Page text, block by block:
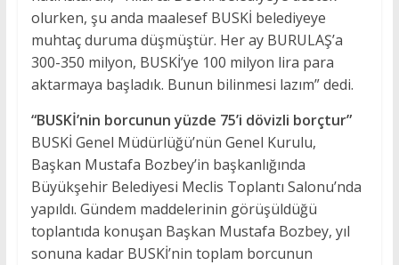
olurken, şu anda maalesef BUSKİ belediyeye
muhtaç duruma düşmüştür. Her ay BURULAŞ’a
300-350 milyon, BUSKİ’ye 100 milyon lira para
aktarmaya başladık. Bunun bilinmesi lazım” dedi.
“BUSKİ’nin borcunun yüzde 75’i dövizli borçtur”
BUSKİ Genel Müdürlüğü’nün Genel Kurulu,
Başkan Mustafa Bozbey’in başkanlığında
Büyükşehir Belediyesi Meclis Toplantı Salonu’nda
yapıldı. Gündem maddelerinin görüşüldüğü
toplantıda konuşan Başkan Mustafa Bozbey, yıl
sonuna kadar BUSKİ’nin toplam borcunun